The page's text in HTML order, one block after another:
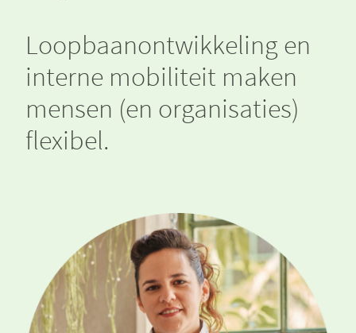
Loopbaanontwikkeling en
interne mobiliteit maken
mensen (en organisaties)
flexibel.